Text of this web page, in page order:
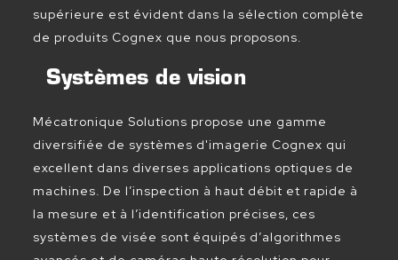
supérieure est évident dans la sélection complète
de produits Cognex que nous proposons.
Systèmes de vision
Mécatronique Solutions propose une gamme
diversifiée de systèmes d'imagerie Cognex qui
excellent dans diverses applications optiques de
machines. De l’inspection à haut débit et rapide à
la mesure et à l’identification précises, ces
systèmes de visée sont équipés d’algorithmes